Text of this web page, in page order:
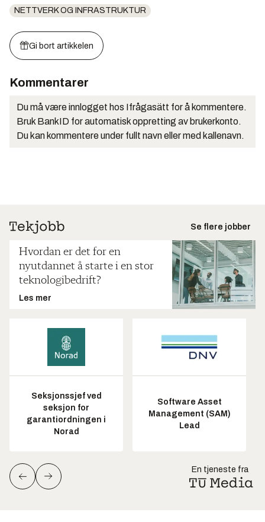
NETTVERK OG INFRASTRUKTUR
Gi bort artikkelen
Kommentarer
Du må være innlogget hos Ifrågasätt for å kommentere.
Bruk BankID for automatisk oppretting av brukerkonto.
Du kan kommentere under fullt navn eller med kallenavn.
Se flere jobber
Hvordan er det for en
nyutdannet å starte i en stor
teknologibedrift?
Les mer
Seksjonssjef ved
seksjon for
garantiordningen i
Norad
Software Asset
Management (SAM)
Lead
En tjeneste fra